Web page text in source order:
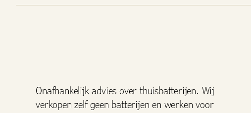
Onafhankelijk advies over thuisbatterijen. Wij
verkopen zelf geen batterijen en werken voor